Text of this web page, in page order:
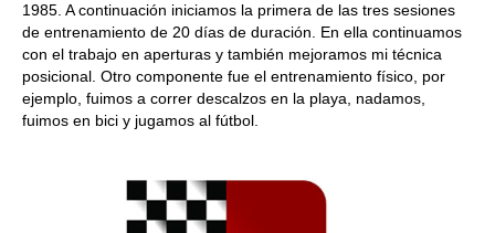
1985. A continuación iniciamos la primera de las tres sesiones
de entrenamiento de 20 días de duración. En ella continuamos
con el trabajo en aperturas y también mejoramos mi técnica
posicional. Otro componente fue el entrenamiento físico, por
ejemplo, fuimos a correr descalzos en la playa, nadamos,
fuimos en bici y jugamos al fútbol.